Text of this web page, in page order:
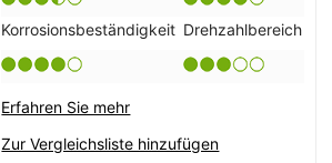
Korrosionsbeständigkeit Drehzahlbereich
Erfahren Sie mehr
Zur Vergleichsliste hinzufügen